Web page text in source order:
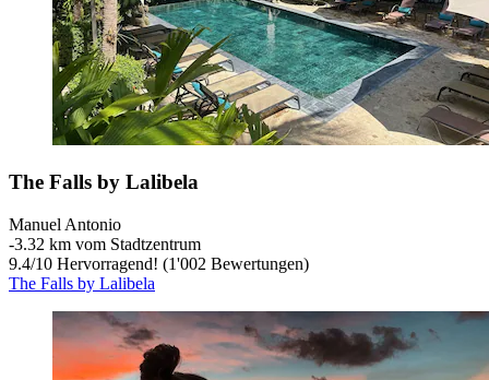
The Falls by Lalibela
Manuel Antonio
‐3.32 km vom Stadtzentrum
9.4/10 Hervorragend! (1'002 Bewertungen)
The Falls by Lalibela